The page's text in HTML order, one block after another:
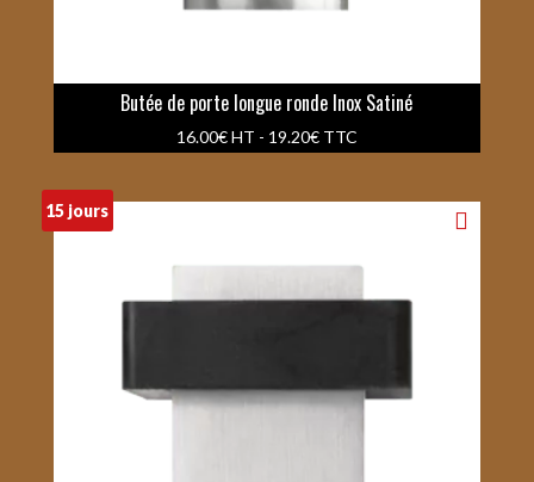
Butée de porte longue ronde Inox Satiné
16.00€HT - 19.20€TTC
15 jours